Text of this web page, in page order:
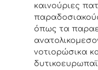
καινούριες
όπως τα
νοτιορώσικα